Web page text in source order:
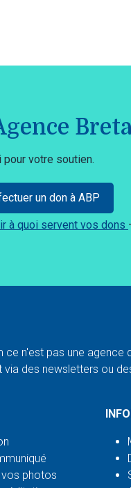
pour votre soutien.
un don à ABP
à quoi servent vos dons
n'est pas une
des newsletters ou
vos photos